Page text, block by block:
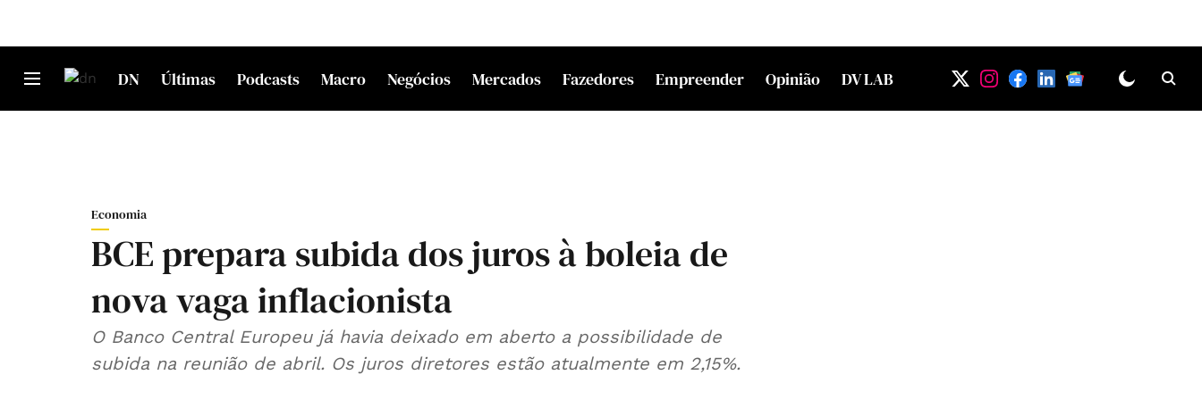
DN Últimas Podcasts Macro Negócios Mercados Fazedores Empreender Opinião DV LAB
Economia
BCE prepara subida dos juros à boleia de
nova vaga inflacionista
O Banco Central Europeu já havia deixado em aberto a possibilidade de
subida na reunião de abril. Os juros diretores estão atualmente em 2,15%.